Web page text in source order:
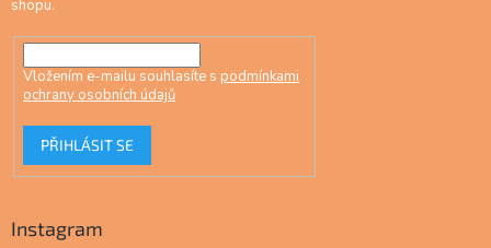
shopu.
Vložením e-mailu souhlasíte s podmínkami
ochrany osobních údajů
PŘIHLÁSIT SE
Instagram